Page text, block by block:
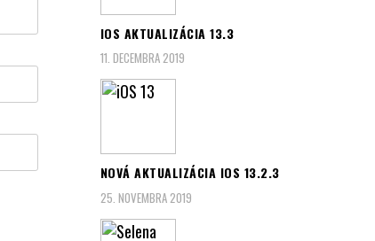
IOS AKTUALIZÁCIA 13.3
11. DECEMBRA 2019
NOVÁ AKTUALIZÁCIA IOS 13.2.3
25. NOVEMBRA 2019